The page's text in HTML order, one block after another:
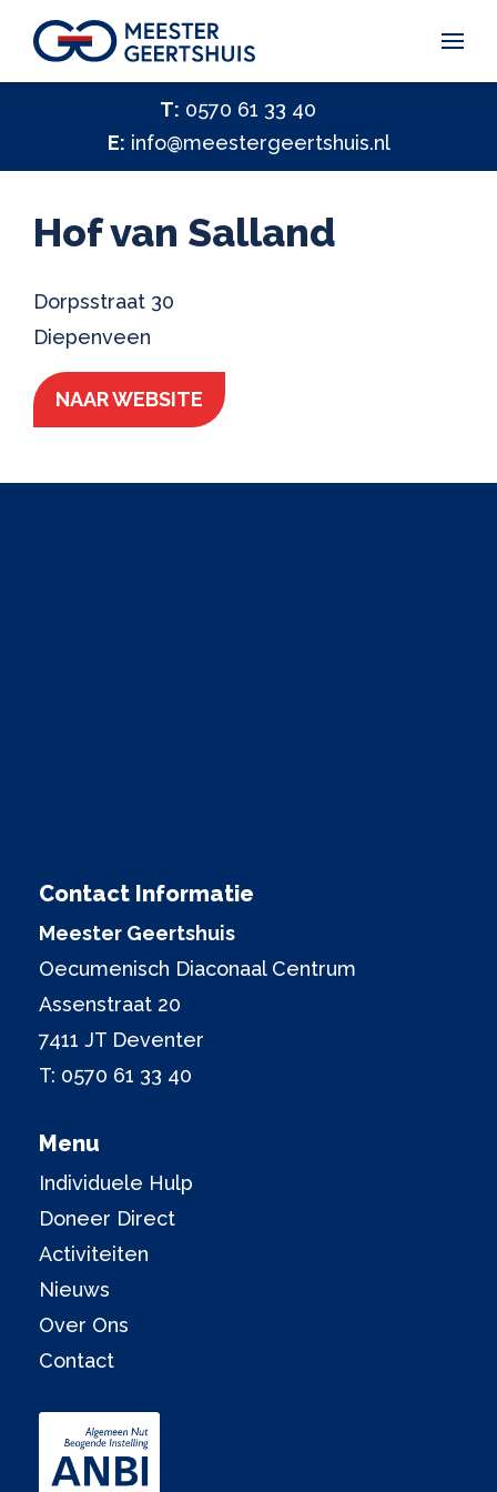
Vakantiegeld Samen Delen 2026
Hulp nodig?
Help ons helpen
Vacatures
Contact
T: 0570 61 33 40
E: info@meestergeertshuis.nl
Hof van Salland
Dorpsstraat 30
Diepenveen
NAAR WEBSITE
Contact Informatie
Meester Geertshuis
Oecumenisch Diaconaal Centrum
Assenstraat 20
7411 JT Deventer
T: 0570 61 33 40
Menu
Individuele Hulp
Doneer Direct
Activiteiten
Nieuws
Over Ons
Contact